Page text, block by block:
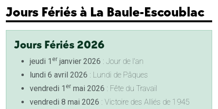
Jours Fériés à La Baule-Escoublac
Jours Fériés 2026
jeudi 1 er janvier 2026 : Jour de l'an
lundi 6 avril 2026 : Lundi de Pâques
vendredi 1 er mai 2026 : Fête du Travail
vendredi 8 mai 2026 : Victoire des Alliés de 1945